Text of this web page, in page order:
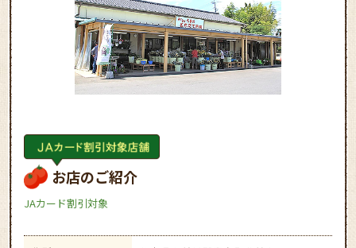
お店のご紹介
JAカード割引対象